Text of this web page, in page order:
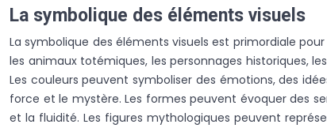
La symbolique des éléments visuels
La symbolique des éléments visuels est primordiale
les animaux totémiques, les personnages historiques,
Les couleurs peuvent symboliser des émotions, des
force et le mystère. Les formes peuvent évoquer des
et la fluidité. Les figures mythologiques peuvent